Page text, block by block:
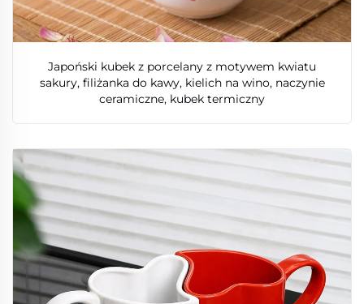
Japoński kubek z porcelany z motywem kwiatu
sakury, filiżanka do kawy, kielich na wino, naczynie
ceramiczne, kubek termiczny